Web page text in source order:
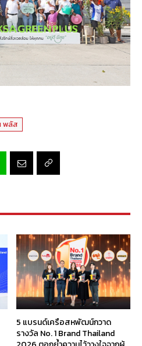
พลัส
5 แบรนด์เครือสหพัฒน์กวาด
รางวัล No. 1 Brand Thailand